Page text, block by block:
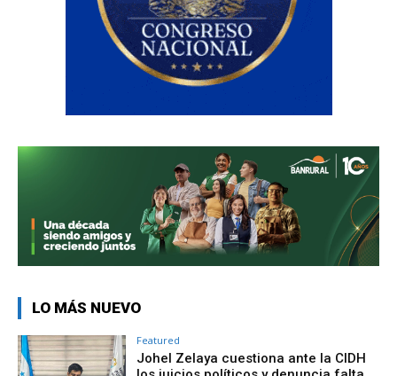
LO MÁS NUEVO
Featured
Johel Zelaya cuestiona ante la CIDH